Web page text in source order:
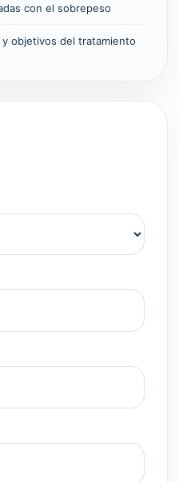
con el sobrepeso
objetivos del tratamiento